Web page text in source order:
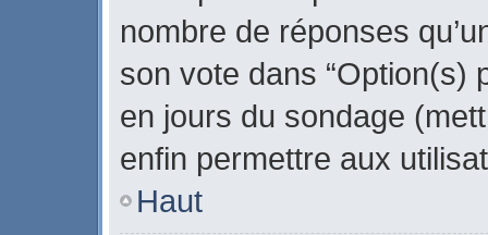
nombre de réponses
son vote dans “Option(s)
en jours du sondage
enfin permettre aux
Haut